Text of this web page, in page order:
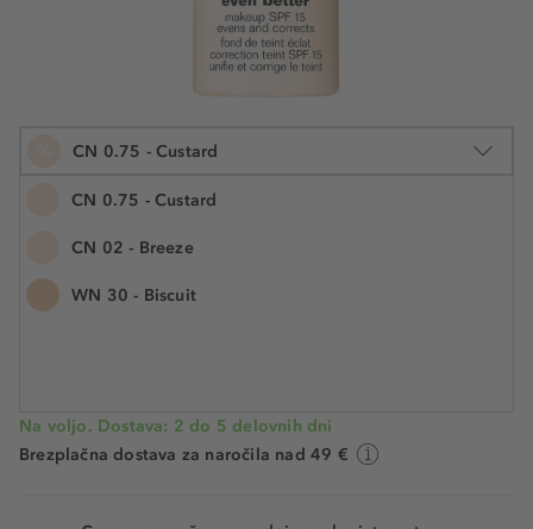
CN 0.75 - Custard
CN 0.75 - Custard
CN 02 - Breeze
WN 30 - Biscuit
30 ml
Na voljo. Dostava: 2 do 5 delovnih dni
Brezplačna dostava za naročila nad 49 €